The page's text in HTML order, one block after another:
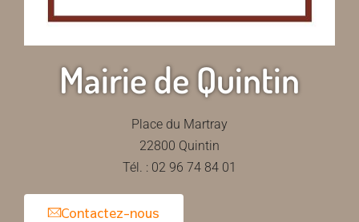
Mairie de Quintin
Place du Martray
22800 Quintin
Tél. : 02 96 74 84 01
Contactez-nous